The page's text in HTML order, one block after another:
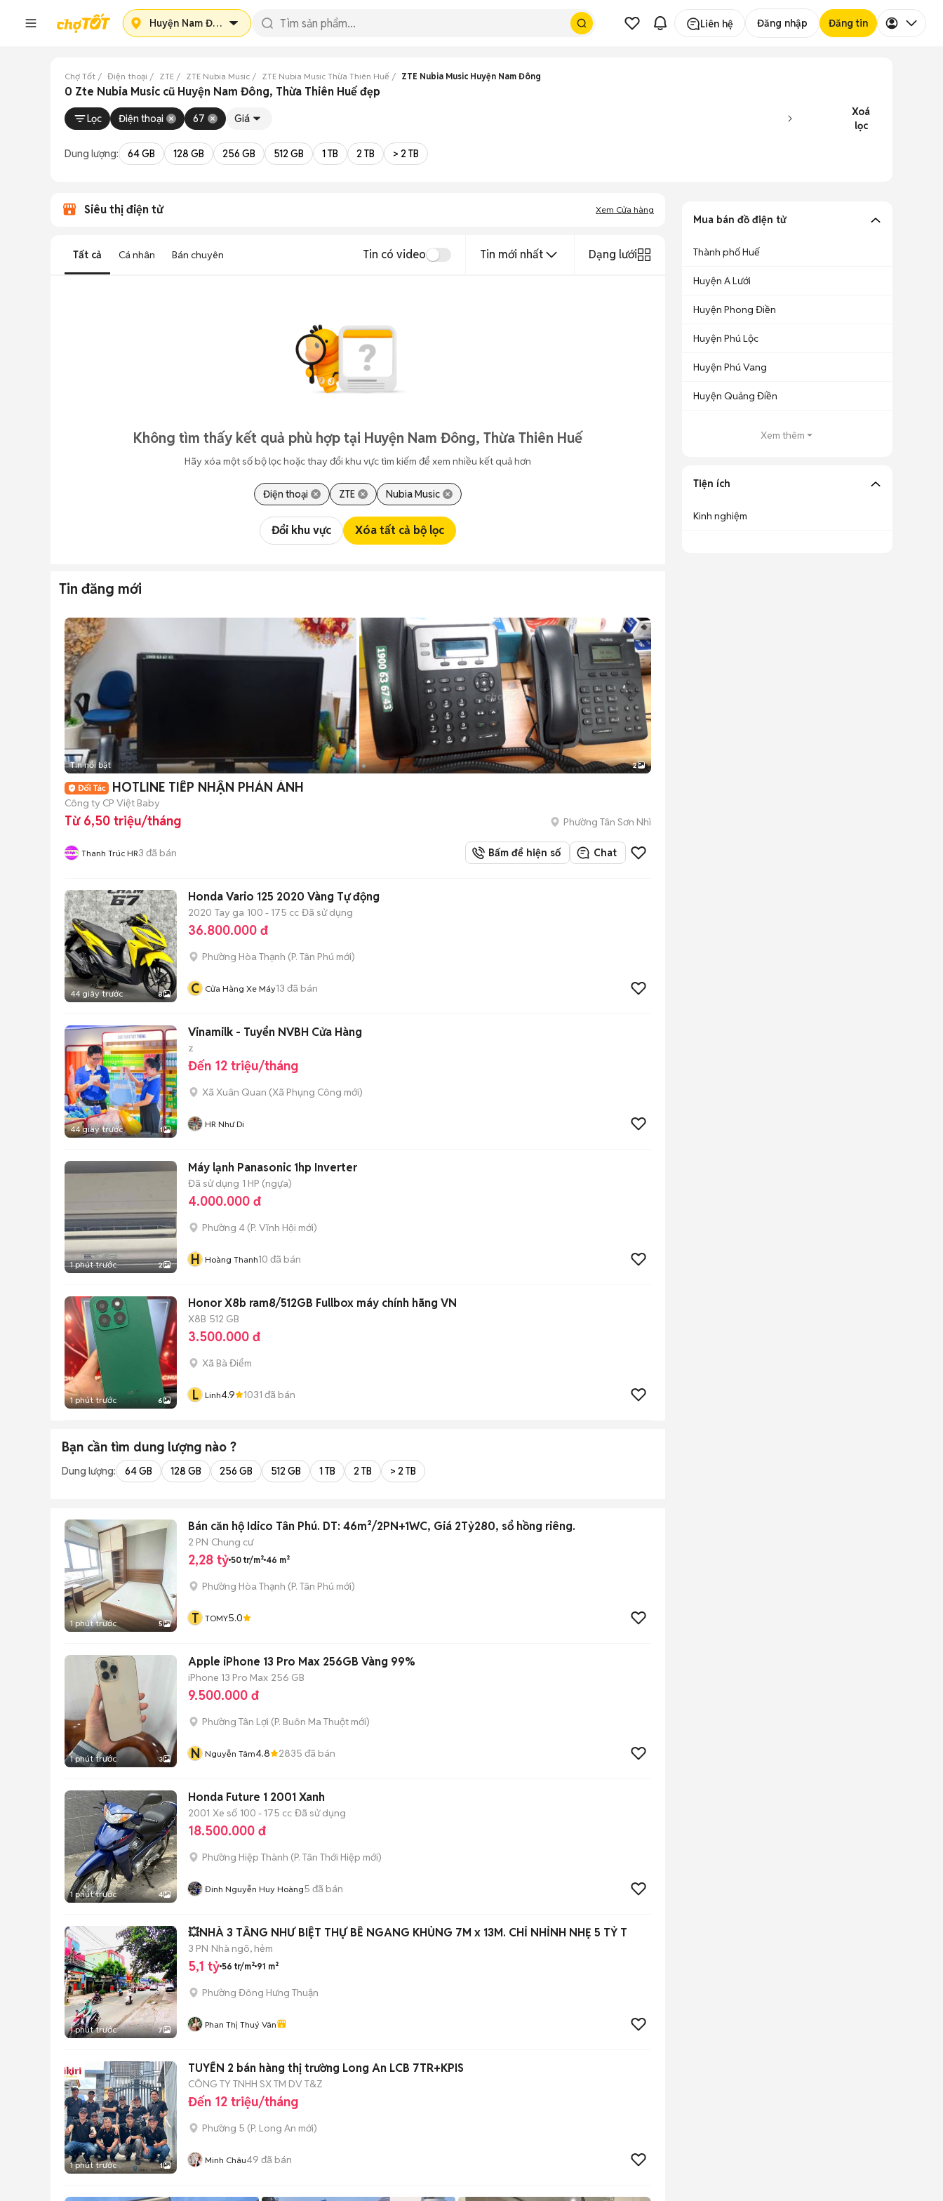
Huyện Nam Đông Liên hệ Đăng nhập Đăng tin
Chợ Tốt Điện thoại ZTE ZTE Nubia Music ZTE Nubia Music Thừa Thiên Huế ZTE Nubia Music Huyện Nam Đông
0 Zte Nubia Music cũ Huyện Nam Đông, Thừa Thiên Huế đẹp
Lọc Điện thoại 67 Giá
Xoá
lọc
Dung lượng: 64 GB 128 GB 256 GB 512 GB 1 TB 2 TB > 2 TB
Siêu thị điện tử Xem Cửa hàng
Tất cả Cá nhân Bán chuyên Tin có video Tin mới nhất Dạng lưới
Không tìm thấy kết quả phù hợp tại Huyện Nam Đông, Thừa Thiên Huế
Hãy xóa một số bộ lọc hoặc thay đổi khu vực tìm kiếm để xem nhiều kết quả hơn
Điện thoại ZTE Nubia Music
Đổi khu vực Xóa tất cả bộ lọc
Tin đăng mới
Tin nổi bật 2
HOTLINE TIẾP NHẬN PHẢN ÁNH
Công ty CP Việt Baby
Từ 6,50 triệu/tháng Phường Tân Sơn Nhì
Thanh Trúc HR3 đã bán Bấm để hiện số Chat
44 giây trước 8
Honda Vario 125 2020 Vàng Tự động
2020 Tay ga 100 - 175 cc Đã sử dụng
36.800.000 đ
Phường Hòa Thạnh (P. Tân Phú mới)
C Cửa Hàng Xe Máy13 đã bán
44 giây trước 1
Vinamilk - Tuyển NVBH Cửa Hàng
z
Đến 12 triệu/tháng
Xã Xuân Quan (Xã Phụng Công mới)
HR Như Di
1 phút trước 2
Máy lạnh Panasonic 1hp Inverter
Đã sử dụng 1 HP (ngựa)
4.000.000 đ
Phường 4 (P. Vĩnh Hội mới)
H Hoàng Thanh10 đã bán
1 phút trước 6
Honor X8b ram8/512GB Fullbox máy chính hãng VN
X8B 512 GB
3.500.000 đ
Xã Bà Điểm
L Linh4.9 1031 đã bán
Bạn cần tìm dung lượng nào ?
Dung lượng: 64 GB 128 GB 256 GB 512 GB 1 TB 2 TB > 2 TB
1 phút trước 5
Bán căn hộ Idico Tân Phú. DT: 46m²/2PN+1WC, Giá 2Tỷ280, sổ hồng riêng.
2 PN Chung cư
2,28 tỷ 50 tr/m² 46 m²
Phường Hòa Thạnh (P. Tân Phú mới)
T TOMY5.0
1 phút trước 3
Apple iPhone 13 Pro Max 256GB Vàng 99%
iPhone 13 Pro Max 256 GB
9.500.000 đ
Phường Tân Lợi (P. Buôn Ma Thuột mới)
N Nguyễn Tâm4.8 2835 đã bán
1 phút trước 4
Honda Future 1 2001 Xanh
2001 Xe số 100 - 175 cc Đã sử dụng
18.500.000 đ
Phường Hiệp Thành (P. Tân Thới Hiệp mới)
Đinh Nguyễn Huy Hoàng5 đã bán
1 phút trước 7
💥NHÀ 3 TẦNG NHƯ BIỆT THỰ BỀ NGANG KHỦNG 7M x 13M. CHỈ NHỈNH NHẸ 5 TỶ T
3 PN Nhà ngõ, hẻm
5,1 tỷ 56 tr/m² 91 m²
Phường Đông Hưng Thuận
Phan Thị Thuý Vân
1 phút trước 1
TUYỂN 2 bán hàng thị trường Long An LCB 7TR+KPIS
CÔNG TY TNHH SX TM DV T&Z
Đến 12 triệu/tháng
Phường 5 (P. Long An mới)
Minh Châu49 đã bán
Mua bán đồ điện tử
Thành phố Huế
Huyện A Lưới
Huyện Phong Điền
Huyện Phú Lộc
Huyện Phú Vang
Huyện Quảng Điền
Xem thêm
Tiện ích
Kinh nghiệm